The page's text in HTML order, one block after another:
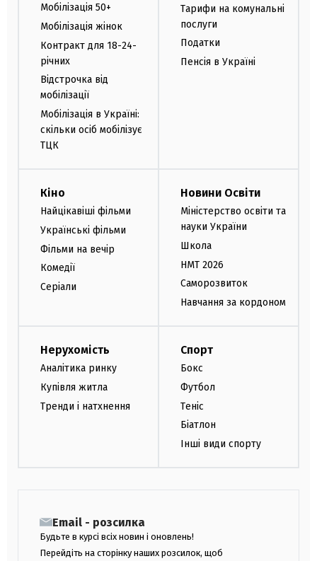
Мобілізація 50+
Мобілізація жінок
Контракт для 18-24-
річних
Відстрочка від
мобілізації
Мобілізація в Україні:
скільки осіб мобілізує
ТЦК
Тарифи на комунальні
послуги
Податки
Пенсія в Україні
Кіно
Найцікавіші фільми
Українські фільми
Фільми на вечір
Комедії
Серіали
Новини Освіти
Міністерство освіти та
науки України
Школа
НМТ 2026
Саморозвиток
Навчання за кордоном
Нерухомість
Аналітика ринку
Купівля житла
Тренди і натхнення
Спорт
Бокс
Футбол
Теніс
Біатлон
Інші види спорту
Email - розсилка
Будьте в курсі всіх новин і оновлень!
Перейдіть на сторінку наших розсилок, щоб